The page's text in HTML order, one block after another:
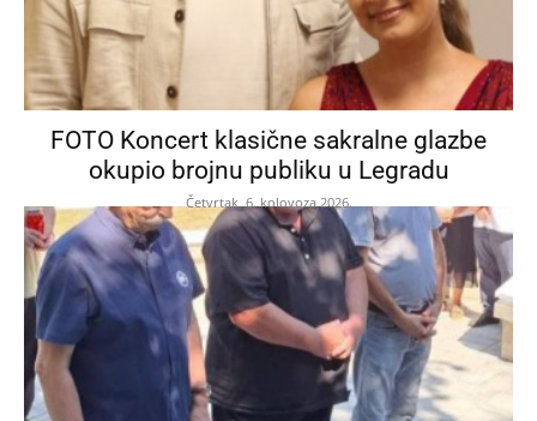
FOTO Koncert klasične sakralne glazbe
okupio brojnu publiku u Legradu
Četvrtak, 6. kolovoza 2026.